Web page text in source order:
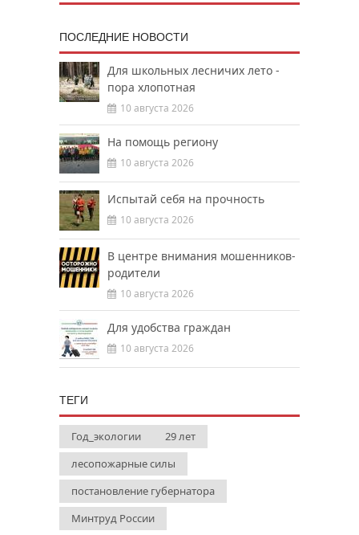
ПОСЛЕДНИЕ НОВОСТИ
Для школьных лесничих лето -
пора хлопотная
10 августа 2026
На помощь региону
10 августа 2026
Испытай себя на прочность
10 августа 2026
В центре внимания мошенников-
родители
10 августа 2026
Для удобства граждан
10 августа 2026
ТЕГИ
Год_экологии
29 лет
лесопожарные силы
постановление губернатора
Минтруд России